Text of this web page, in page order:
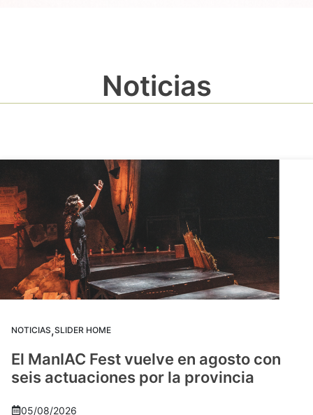
Noticias
NOTICIAS,SLIDER HOME
El ManIAC Fest vuelve en agosto con
seis actuaciones por la provincia
05/08/2026